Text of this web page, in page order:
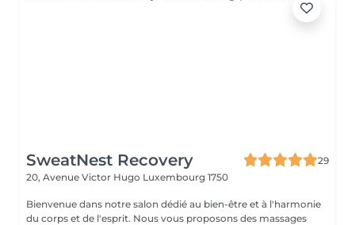
SweatNest Recovery
29
20, Avenue Victor Hugo Luxembourg 1750
Bienvenue dans notre salon dédié au bien-être et à l'harmonie
du corps et de l'esprit. Nous vous proposons des massages